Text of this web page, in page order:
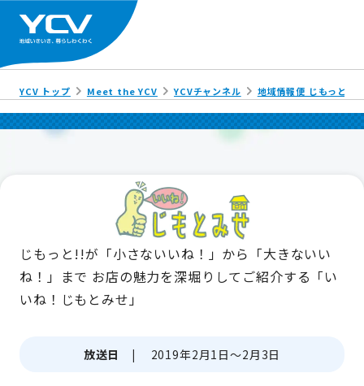
YCV トップ Meet the YCV YCVチャンネル 地域情報便 じもっと!!
じもっと!!が「小さないいね！」から「大きないい
ね！」まで お店の魅力を深堀りしてご紹介する「い
いね！じもとみせ」
放送日 | 2019年2月1日～2月3日